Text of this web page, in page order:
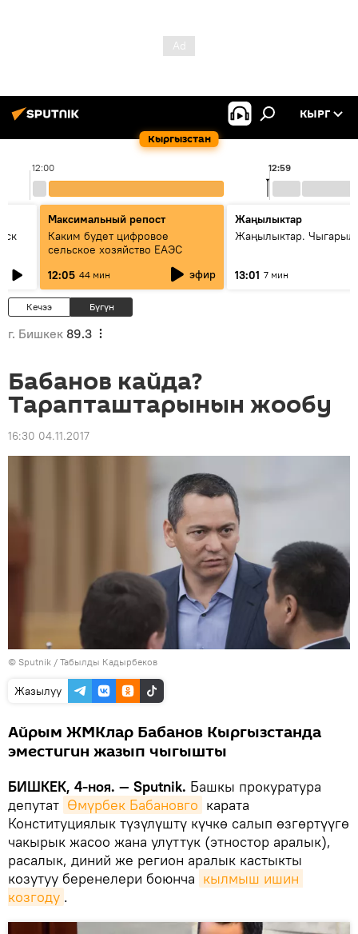
Кыргызстан
КЫРГ
12:00 12:59
Максимальный репост
Каким будет цифровое
сельское хозяйство ЕАЭС
12:05 44 мин эфир
Жаңылыктар
Жаңылыктар.
13:01 7 мин
Кечээ Бүгүн
г. Бишкек 89.3
Бабанов кайда?
Тарапташтарынын жообу
16:30 04.11.2017
© Sputnik / Табылды Кадырбеков
Жазылуу
Айрым ЖМКлар Бабанов Кыргызстанда
эместигин жазып чыгышты
БИШКЕК, 4-ноя. — Sputnik. Башкы прокуратура
депутат Өмүрбек Бабановго карата
Конституциялык түзүлүштү күчкө салып өзгөртүүгө
чакырык жасоо жана улуттук (этностор аралык),
расалык, диний же регион аралык кастыкты
козутуу беренелери боюнча кылмыш ишин
козгоду .